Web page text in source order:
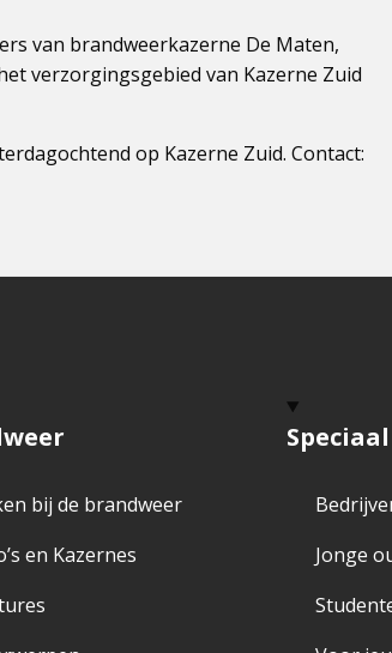
van brandweerkazerne De Maten,
verzorgingsgebied van Kazerne Zuid
op Kazerne Zuid. Contact:
bij de brandweer
en Kazernes
Jonge